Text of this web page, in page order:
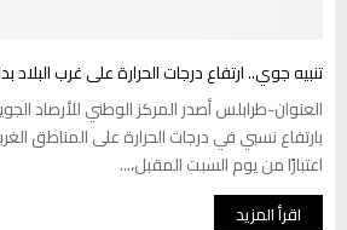
تنبيه جوي.. ارتفاع درجات الحرارة على غرب البلاد
العنوان-طرابلس أصدر المركز الوطني للأرصاد
بارتفاع نسبي في درجات الحرارة على المناطق
اعتبارًا من يوم السبت المقبل،...
اقرأ المزيد